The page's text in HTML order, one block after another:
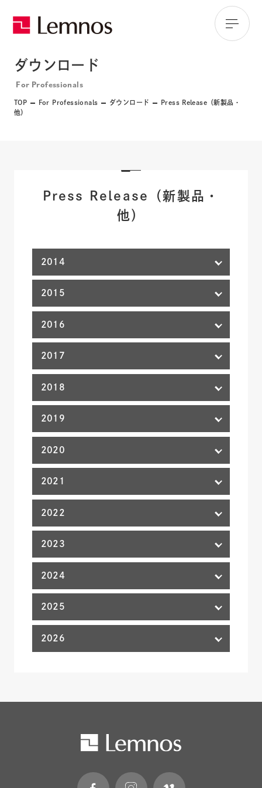
ダウンロード
For Professionals
TOP For Professionals ダウンロード
Press Release（新製品・
他）
Press Release（新製品・
他）
2014
2015
2016
2017
2018
2019
2020
2021
2022
2023
2024
2025
2026